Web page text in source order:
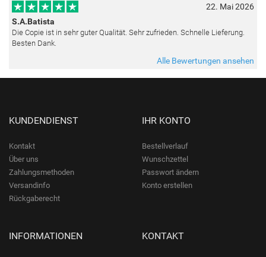
22. Mai 2026
S.A.Batista
Die Copie ist in sehr guter Qualität. Sehr zufrieden. Schnelle Lieferung.
Besten Dank.
Alle Bewertungen ansehen
KUNDENDIENST
Kontakt
Über uns
Zahlungsmethoden
Versandinfo
Rückgaberecht
IHR KONTO
Bestellverlauf
Wunschzettel
Passwort ändern
Konto erstellen
INFORMATIONEN KONTAKT